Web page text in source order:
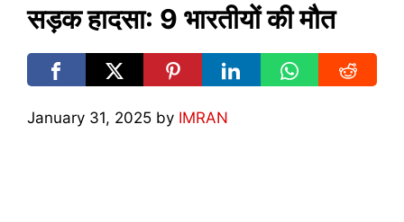
सड़क हादसा: 9 भारतीयों की मौत
January 31, 2025 by IMRAN